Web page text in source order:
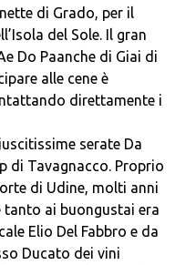
di Grado, per il
del Sole. Il gran
Do Paanche di Giai di
alle cene è
direttamente i
serate Da
di Tavagnacco. Proprio
di Udine, molti anni
tanto ai buongustai era
Elio Del Fabbro e da
Ducato dei vini